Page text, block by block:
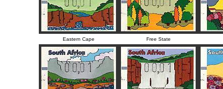
Eastern Cape Free State